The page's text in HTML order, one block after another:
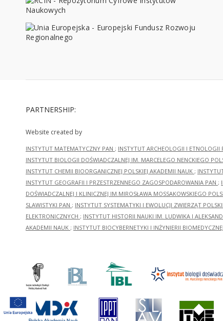
PARTNERSHIP:
Website created by
INSTYTUT MATEMATYCZNY PAN ; INSTYTUT ARCHEOLOGII I ETNOLOGII
INSTYTUT BIOLOGII DOŚWIADCZALNEJ IM. MARCELEGO NENCKIEGO
INSTYTUT CHEMII BIOORGANICZNEJ POLSKIEJ AKADEMII NAUK ;
INSTYTUT GEOGRAFII I PRZESTRZENNEGO ZAGOSPODAROWANIA PAN ;
DOŚWIADCZALNEJ I KLINICZNEJ IM.MIROSŁAWA MOSSAKOWSKIEGO
SLAWISTYKI PAN ; INSTYTUT SYSTEMATYKI I EWOLUCJI ZWIERZĄT
ELEKTRONICZNYCH ; INSTYTUT HISTORII NAUKI IM. LUDWIKA I
AKADEMII NAUK ; INSTYTUT BIOCYBERNETYKI I INŻYNIERII